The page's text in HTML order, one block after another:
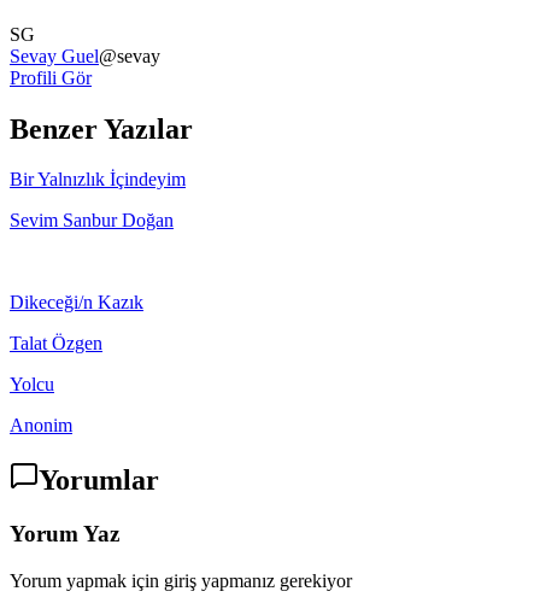
SG
Sevay Guel@sevay
Profili Gör
Benzer Yazılar
Bir Yalnızlık İçindeyim
Sevim Sanbur Doğan
Dikeceği/n Kazık
Talat Özgen
Yolcu
Anonim
Yorumlar
Yorum Yaz
Yorum yapmak için giriş yapmanız gerekiyor